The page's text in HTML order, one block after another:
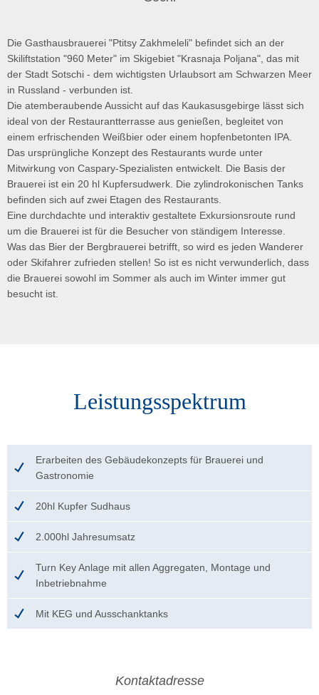
Die Gasthausbrauerei "Ptitsy Zakhmeleli" befindet sich an der
Skiliftstation "960 Meter" im Skigebiet "Krasnaja Poljana", das mit
der Stadt Sotschi - dem wichtigsten Urlaubsort am Schwarzen Meer
in Russland - verbunden ist.
Die atemberaubende Aussicht auf das Kaukasusgebirge lässt sich
ideal von der Restaurantterrasse aus genießen, begleitet von
einem erfrischenden Weißbier oder einem hopfenbetonten IPA.
Das ursprüngliche Konzept des Restaurants wurde unter
Mitwirkung von Caspary-Spezialisten entwickelt. Die Basis der
Brauerei ist ein 20 hl Kupfersudwerk. Die zylindrokonischen Tanks
befinden sich auf zwei Etagen des Restaurants.
Eine durchdachte und interaktiv gestaltete Exkursionsroute rund
um die Brauerei ist für die Besucher von ständigem Interesse.
Was das Bier der Bergbrauerei betrifft, so wird es jeden Wanderer
oder Skifahrer zufrieden stellen! So ist es nicht verwunderlich, dass
die Brauerei sowohl im Sommer als auch im Winter immer gut
besucht ist.
Leistungsspektrum
Erarbeiten des Gebäudekonzepts für Brauerei und
Gastronomie
20hl Kupfer Sudhaus
2.000hl Jahresumsatz
Turn Key Anlage mit allen Aggregaten, Montage und
Inbetriebnahme
Mit KEG und Ausschanktanks
Kontaktadresse